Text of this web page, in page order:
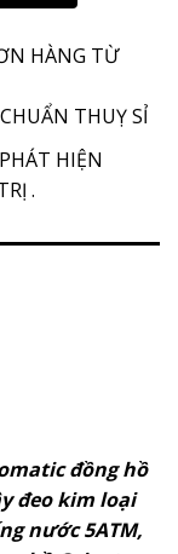
HÀNG TỪ
THUỴ SỈ
HIỆN
.
đồng hồ
đeo kim loại
nước 5ATM,